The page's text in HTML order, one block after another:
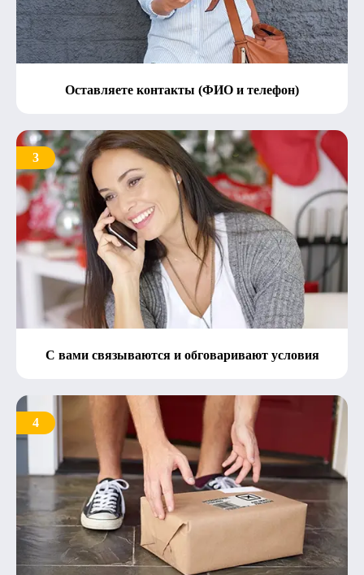
Оставляете контакты (ФИО и телефон)
3
С вами связываются и обговаривают условия
4